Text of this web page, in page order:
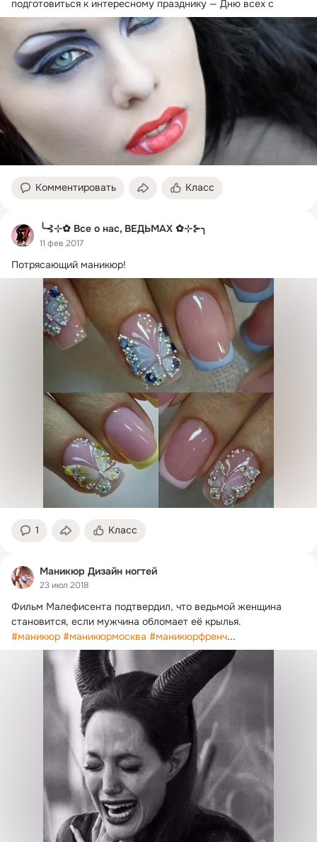
подготовиться к интересному празднику — Дню всех с
Комментировать Класс
╰⊰⊹✿ Все о нас, ВЕДЬМАХ ✿⊹⊱╮
11 фев 2017
Потрясающий маникюр!
1 Класс
Маникюр Дизайн ногтей
23 июл 2018
Фильм Малефисента подтвердил, что ведьмой женщина
#маникюр #маникюрмосква #маникюрфренч...